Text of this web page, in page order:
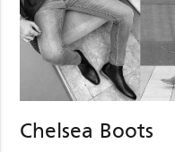
Chelsea Boots